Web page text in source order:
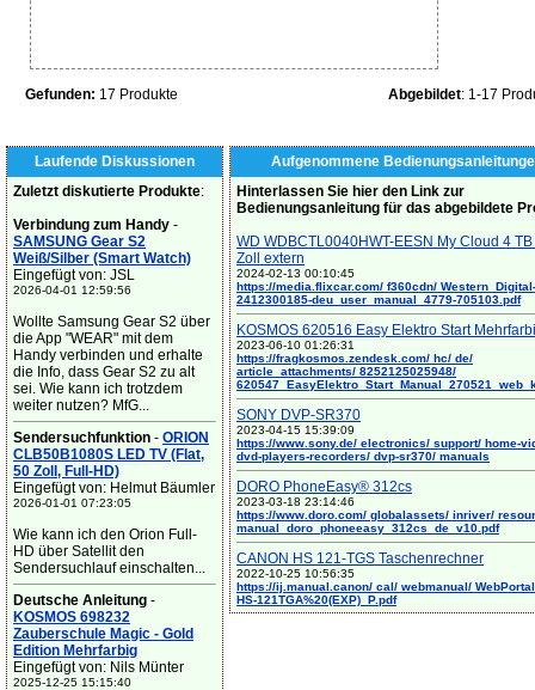
Gefunden: 17 Produkte Abgebildet: 1-17
Laufende Diskussionen
Zuletzt diskutierte Produkte:
Verbindung zum Handy -
SAMSUNG Gear S2
Weiß/Silber (Smart Watch)
Eingefügt von: JSL
2026-04-01 12:59:56
Wollte Samsung Gear S2 über
die App "WEAR" mit dem
Handy verbinden und erhalte
die Info, dass Gear S2 zu alt
sei. Wie kann ich trotzdem
weiter nutzen? MfG...
Sendersuchfunktion - ORION
CLB50B1080S LED TV (Flat,
50 Zoll, Full-HD)
Eingefügt von: Helmut Bäumler
2026-01-01 07:23:05
Wie kann ich den Orion Full-
HD über Satellit den
Sendersuchlauf einschalten...
Deutsche Anleitung -
KOSMOS 698232
Zauberschule Magic - Gold
Edition Mehrfarbig
Eingefügt von: Nils Münter
2025-12-25 15:15:40
Aufgenommene
Hinterlassen Sie hier den Link zur
Bedienungsanleitung für das abgebildete
WD WDBCTL0040HWT-EESN My Cloud 4
Zoll extern
2024-02-13 00:10:45
https://media.flixcar.com/ f360cdn/ Western_Digital-
2412300185-deu_user_manual_4779-705103.pdf
KOSMOS 620516 Easy Elektro Start
2023-06-10 01:26:31
https://fragkosmos.zendesk.com/ hc/ de/
article_attachments/ 8252125025948/
SONY DVP-SR370
2023-04-15 15:39:09
https://www.sony.de/ electronics/ support/ home-
dvd-players-recorders/ dvp-sr370/ manuals
DORO PhoneEasy® 312cs
2023-03-18 23:14:46
https://www.doro.com/ globalassets/ inriver/
manual_doro_phoneeasy_312cs_de_v10.pdf
CANON HS 121-TGS Taschenrechner
2022-10-25 10:56:35
https://ij.manual.canon/ cal/ webmanual/
HS-121TGA%20(EXP)_P.pdf